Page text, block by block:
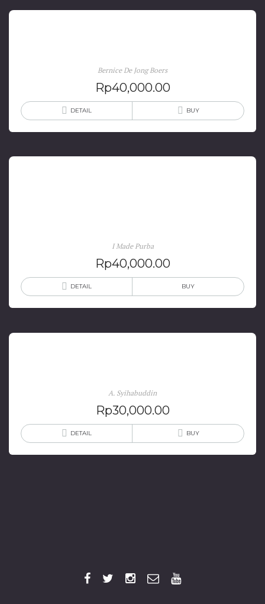
Bernice De Jong Boers
Rp40,000.00
DETAIL BUY
I Made Purba
Rp40,000.00
DETAIL BUY
A. Syihabuddin
Rp30,000.00
DETAIL BUY